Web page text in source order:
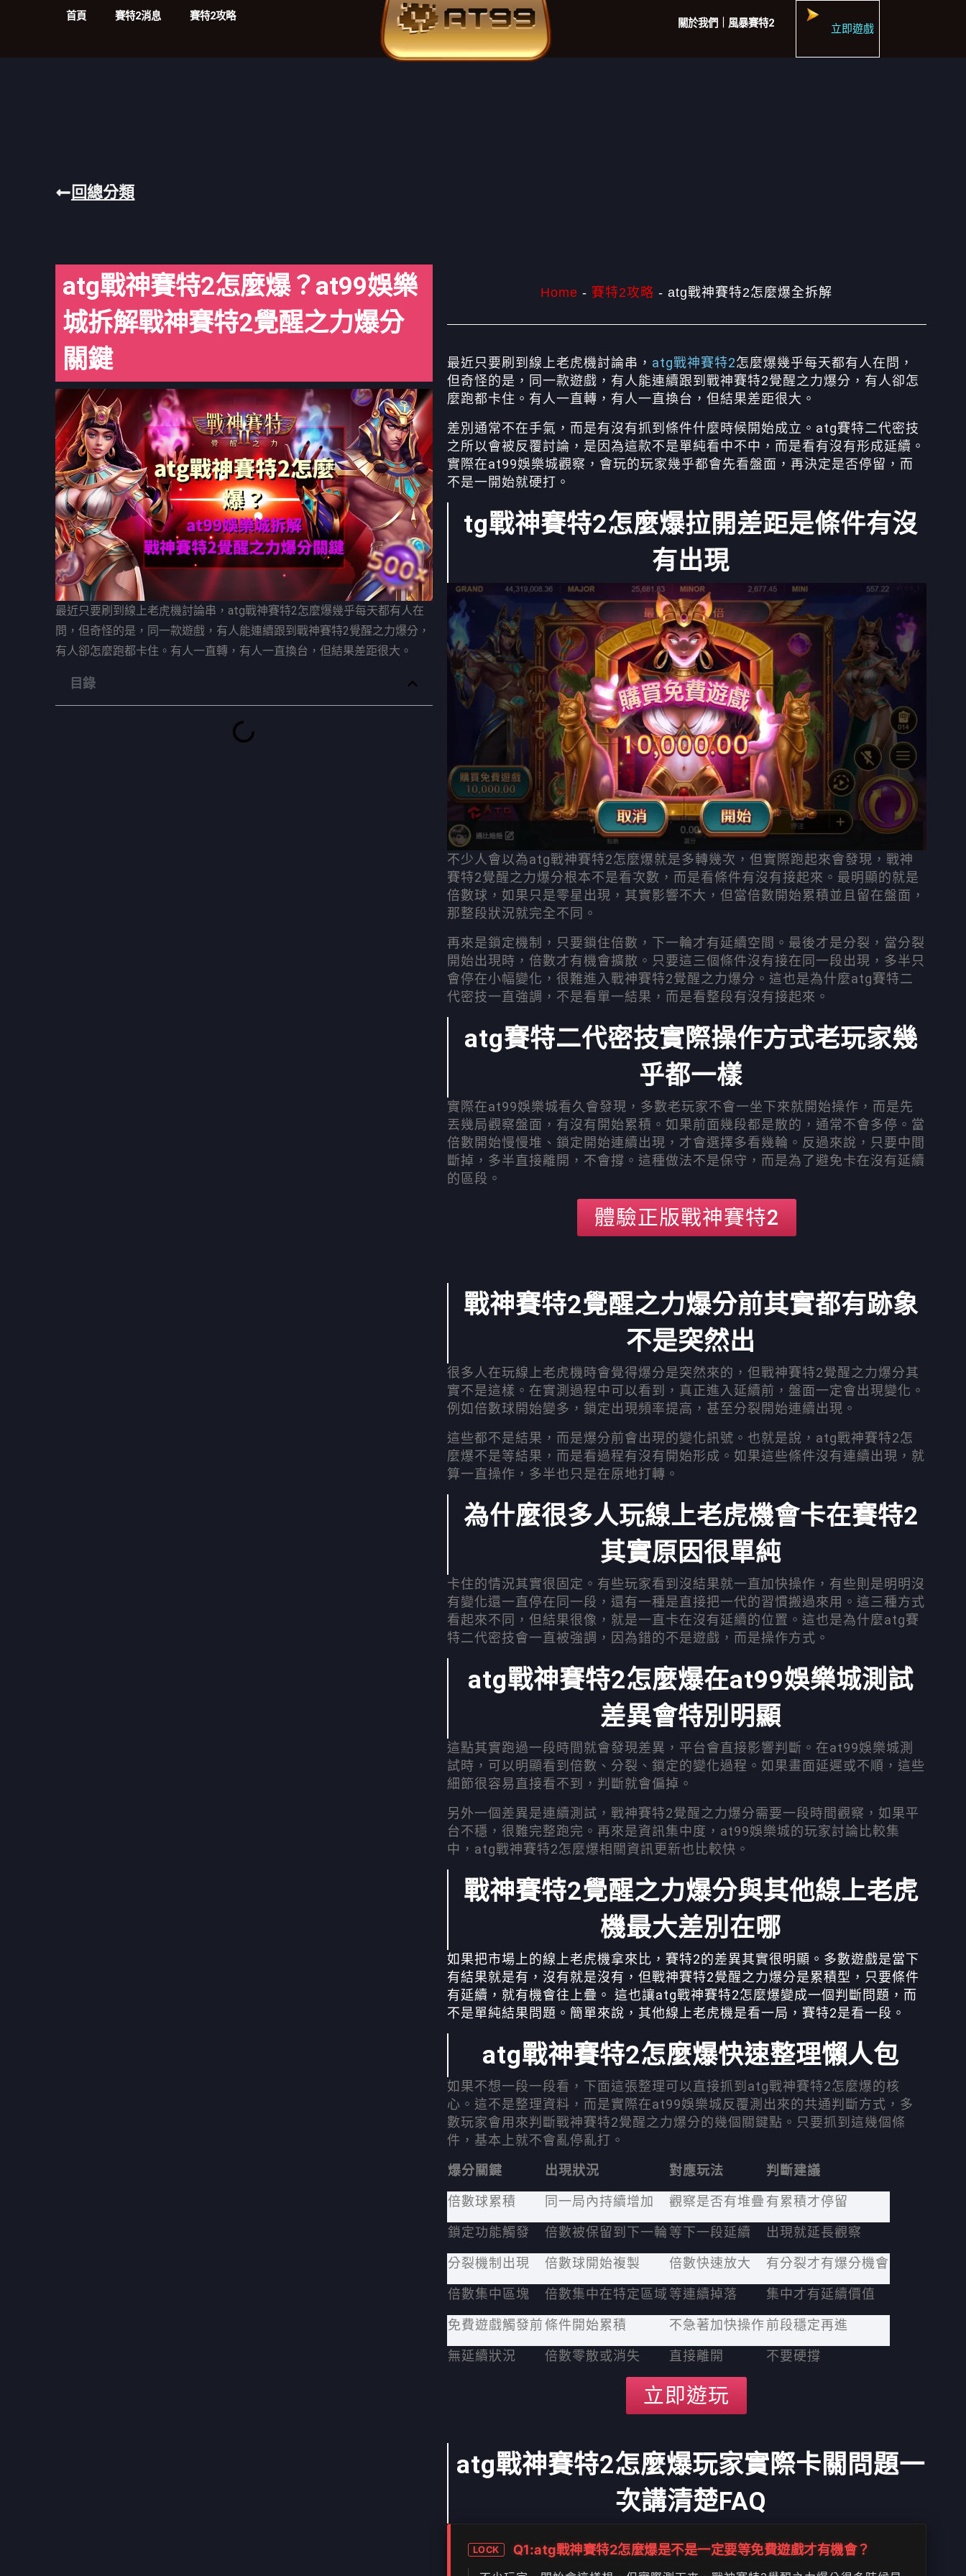
首頁 賽特2消息 賽特2攻略
立即遊戲
關於我們｜風暴賽特2
回總分類
atg戰神賽特2怎麼爆？at99娛樂
城拆解戰神賽特2覺醒之力爆分
關鍵
最近只要刷到線上老虎機討論串，atg戰神賽特2怎麼爆幾乎每天都有人在
問，但奇怪的是，同一款遊戲，有人能連續跟到戰神賽特2覺醒之力爆分，
有人卻怎麼跑都卡住。有人一直轉，有人一直換台，但結果差距很大。
目錄
Home -賽特2攻略 -atg戰神賽特2怎麼爆全拆解
最近只要刷到線上老虎機討論串， atg戰神賽特2怎麼爆幾乎每天都有人在問，
但奇怪的是，同一款遊戲，有人能連續跟到戰神賽特2覺醒之力爆分，有人卻怎
麼跑都卡住。有人一直轉，有人一直換台，但結果差距很大。
差別通常不在手氣，而是有沒有抓到條件什麼時候開始成立。atg賽特二代密技
之所以會被反覆討論，是因為這款不是單純看中不中，而是看有沒有形成延續。
實際在at99娛樂城觀察，會玩的玩家幾乎都會先看盤面，再決定是否停留，而
不是一開始就硬打。
tg戰神賽特2怎麼爆拉開差距是條件有沒
有出現
不少人會以為atg戰神賽特2怎麼爆就是多轉幾次，但實際跑起來會發現，戰神
賽特2覺醒之力爆分根本不是看次數，而是看條件有沒有接起來。最明顯的就是
倍數球，如果只是零星出現，其實影響不大，但當倍數開始累積並且留在盤面，
那整段狀況就完全不同。
再來是鎖定機制，只要鎖住倍數，下一輪才有延續空間。最後才是分裂，當分裂
開始出現時，倍數才有機會擴散。只要這三個條件沒有接在同一段出現，多半只
會停在小幅變化，很難進入戰神賽特2覺醒之力爆分。這也是為什麼atg賽特二
代密技一直強調，不是看單一結果，而是看整段有沒有接起來。
atg賽特二代密技實際操作方式老玩家幾
乎都一樣
實際在at99娛樂城看久會發現，多數老玩家不會一坐下來就開始操作，而是先
丟幾局觀察盤面，有沒有開始累積。如果前面幾段都是散的，通常不會多停。當
倍數開始慢慢堆、鎖定開始連續出現，才會選擇多看幾輪。反過來說，只要中間
斷掉，多半直接離開，不會撐。這種做法不是保守，而是為了避免卡在沒有延續
的區段。
體驗正版戰神賽特2
戰神賽特2覺醒之力爆分前其實都有跡象
不是突然出
很多人在玩線上老虎機時會覺得爆分是突然來的，但戰神賽特2覺醒之力爆分其
實不是這樣。在實測過程中可以看到，真正進入延續前，盤面一定會出現變化。
例如倍數球開始變多，鎖定出現頻率提高，甚至分裂開始連續出現。
這些都不是結果，而是爆分前會出現的變化訊號。也就是說，atg戰神賽特2怎
麼爆不是等結果，而是看過程有沒有開始形成。如果這些條件沒有連續出現，就
算一直操作，多半也只是在原地打轉。
為什麼很多人玩線上老虎機會卡在賽特2
其實原因很單純
卡住的情況其實很固定。有些玩家看到沒結果就一直加快操作，有些則是明明沒
有變化還一直停在同一段，還有一種是直接把一代的習慣搬過來用。這三種方式
看起來不同，但結果很像，就是一直卡在沒有延續的位置。這也是為什麼atg賽
特二代密技會一直被強調，因為錯的不是遊戲，而是操作方式。
atg戰神賽特2怎麼爆在at99娛樂城測試
差異會特別明顯
這點其實跑過一段時間就會發現差異，平台會直接影響判斷。在at99娛樂城測
試時，可以明顯看到倍數、分裂、鎖定的變化過程。如果畫面延遲或不順，這些
細節很容易直接看不到，判斷就會偏掉。
另外一個差異是連續測試，戰神賽特2覺醒之力爆分需要一段時間觀察，如果平
台不穩，很難完整跑完。再來是資訊集中度，at99娛樂城的玩家討論比較集
中，atg戰神賽特2怎麼爆相關資訊更新也比較快。
戰神賽特2覺醒之力爆分與其他線上老虎
機最大差別在哪
如果把市場上的線上老虎機拿來比，賽特2的差異其實很明顯。多數遊戲是當下
有結果就是有，沒有就是沒有，但戰神賽特2覺醒之力爆分是累積型，只要條件
有延續，就有機會往上疊。 這也讓atg戰神賽特2怎麼爆變成一個判斷問題，而
不是單純結果問題。簡單來說，其他線上老虎機是看一局，賽特2是看一段。
atg戰神賽特2怎麼爆快速整理懶人包
如果不想一段一段看，下面這張整理可以直接抓到atg戰神賽特2怎麼爆的核
心。這不是整理資料，而是實際在at99娛樂城反覆測出來的共通判斷方式，多
數玩家會用來判斷戰神賽特2覺醒之力爆分的幾個關鍵點。只要抓到這幾個條
件，基本上就不會亂停亂打。
爆分關鍵
出現狀況 對應玩法 判斷建議
倍數球累積 同一局內持續增加 觀察是否有堆疊 有累積才停留
鎖定功能觸發 倍數被保留到下一輪等下一段延續 出現就延長觀察
分裂機制出現 倍數球開始複製 倍數快速放大 有分裂才有爆分機會
倍數集中區塊 倍數集中在特定區域 等連續掉落 集中才有延續價值
免費遊戲觸發前條件開始累積 不急著加快操作前段穩定再進
無延續狀況 倍數零散或消失 直接離開 不要硬撐
立即遊玩
atg戰神賽特2怎麼爆玩家實際卡關問題一
次講清楚FAQ
LOCK Q1:atg戰神賽特2怎麼爆是不是一定要等免費遊戲才有機會？